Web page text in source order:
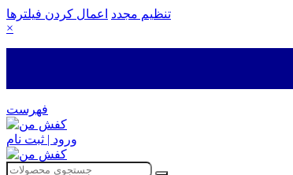
تنظیم مجدد
اعمال کردن فیلترها
×
فهرست
ورود | ثبت نام